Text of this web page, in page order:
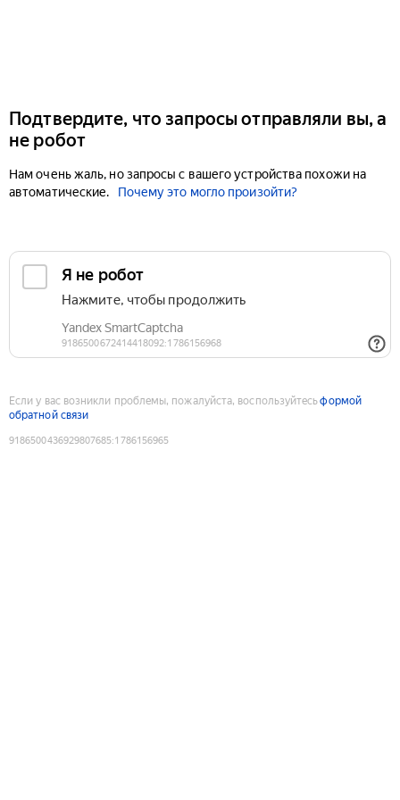
Подтвердите, что запросы отправляли вы, а
не робот
Нам очень жаль, но запросы с вашего устройства похожи на
автоматические.
Почему это могло произойти?
Если у вас возникли проблемы, пожалуйста, воспользуйтесьформой
обратной связи
9186500436929807685:1786156965